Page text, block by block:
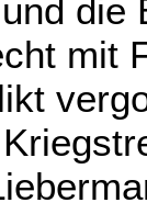
die
mit